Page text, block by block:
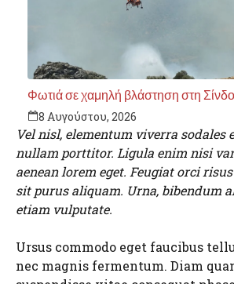
Φωτιά σε χαμηλή βλάστηση στη
8 Αυγούστου, 2026
Vel nisl, elementum viverra sodales
nullam porttitor. Ligula enim nisi
aenean lorem eget. Feugiat orci
sit purus aliquam. Urna, bibendum
etiam vulputate.
Ursus commodo eget faucibus
nec magnis fermentum. Diam